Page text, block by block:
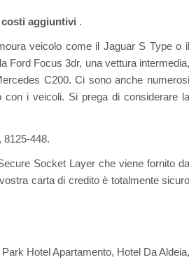
aggiuntivi .
veicolo come il Jaguar S Type o il
Ford Focus 3dr, una vettura intermedia,
C200. Ci sono anche numerosi
i veicoli. Si prega di considerare la
8125-448.
Socket Layer che viene fornito da
carta di credito è totalmente sicuro
Hotel Apartamento, Hotel Da Aldeia,